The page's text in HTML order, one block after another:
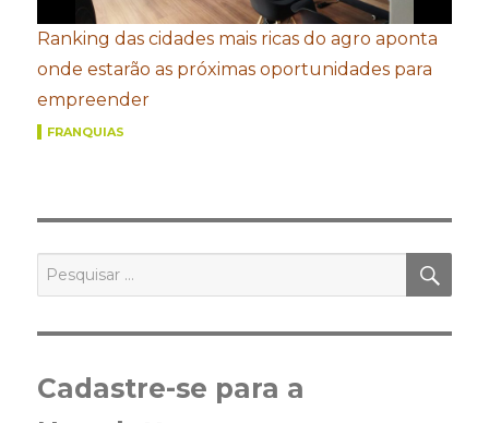
Ranking das cidades mais ricas do agro aponta
onde estarão as próximas oportunidades para
empreender
FRANQUIAS
por:
Cadastre-se para a